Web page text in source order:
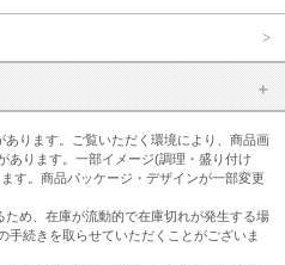
ります。ご覧いただく環境により、商品画
あります。一部イメージ(調理・盛り付け
す。商品パッケージ・デザインが一部変更
め、在庫が流動的で在庫切れが発生する場
手続きを取らせていただくことがございま